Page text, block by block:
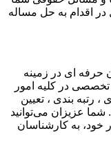
اقدام به حل مساله
حرفه ای در زمینه
در کلیه امور
رتبه بندی ، تعیین
عزیزان می‌توانید
خود، به کارشناسان